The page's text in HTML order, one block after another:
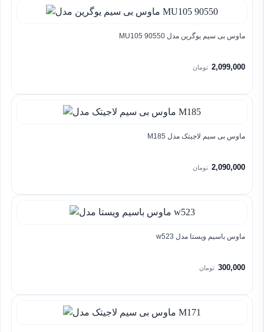
ماوس بی سیم یوگرین مدل MU105 90550
2,099,000 تومان
ماوس بی سیم لاجیتک مدل M185
2,090,000 تومان
ماوس باسیم ویستا مدل w523
300,000 تومان